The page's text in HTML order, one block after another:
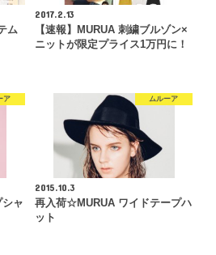
ム
2017.2.13
【速報】MURUA 刺繍ブルゾン×
ニットが限定プライス1万円に！
ア
ャ
ムルーア
2015.10.3
再入荷☆MURUA ワイドテープハ
ット